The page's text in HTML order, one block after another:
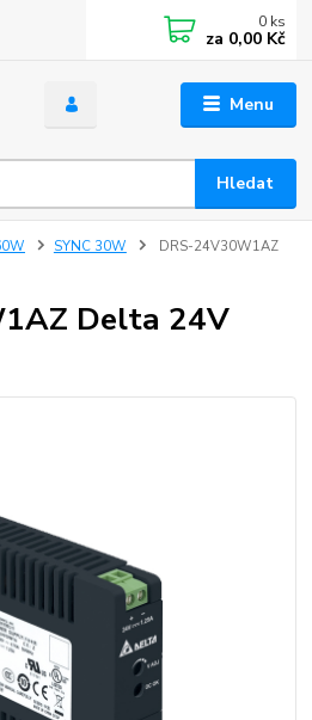
Menu
Hledat
0 ks
za 0,00 Kč
SYNC 30W
DRS-24V30W1AZ
Delta 24V